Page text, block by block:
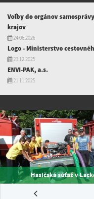
Voľby do orgánov
krajov
24.06.2026
Logo - Ministerstvo
23.12.2025
ENVI-PAK, a.s.
21.11.2025
Hasičská súťaž v